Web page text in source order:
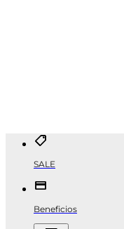
SALE
Beneficios